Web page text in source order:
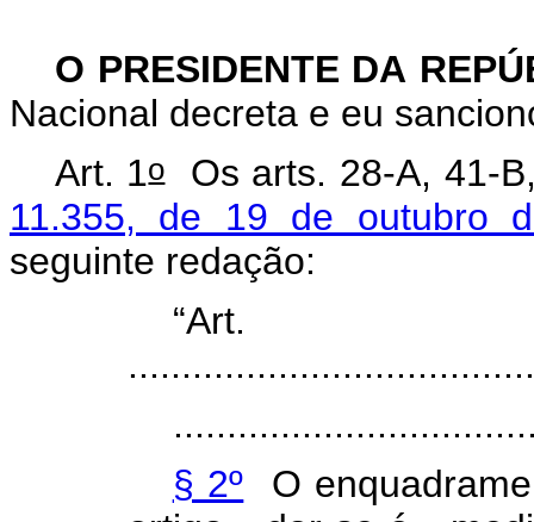
O PRESIDENTE DA
Nacional decreta e eu
Art. 1oOs arts. 28-A, 41-
11.355, de 19 de outubro
seguinte redação:
§ 2º O